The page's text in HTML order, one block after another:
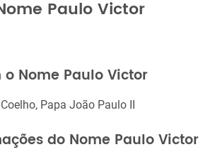
Paulo Victor
o Nome Paulo Victor
Papa João Paulo II
do Nome Paulo Victor